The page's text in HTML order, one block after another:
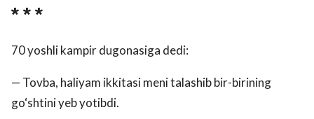
* * *
70 yoshli kampir dugonasiga dedi:
— Tovba, haliyam ikkitasi meni talashib bir-birining
go‘shtini yeb yotibdi.